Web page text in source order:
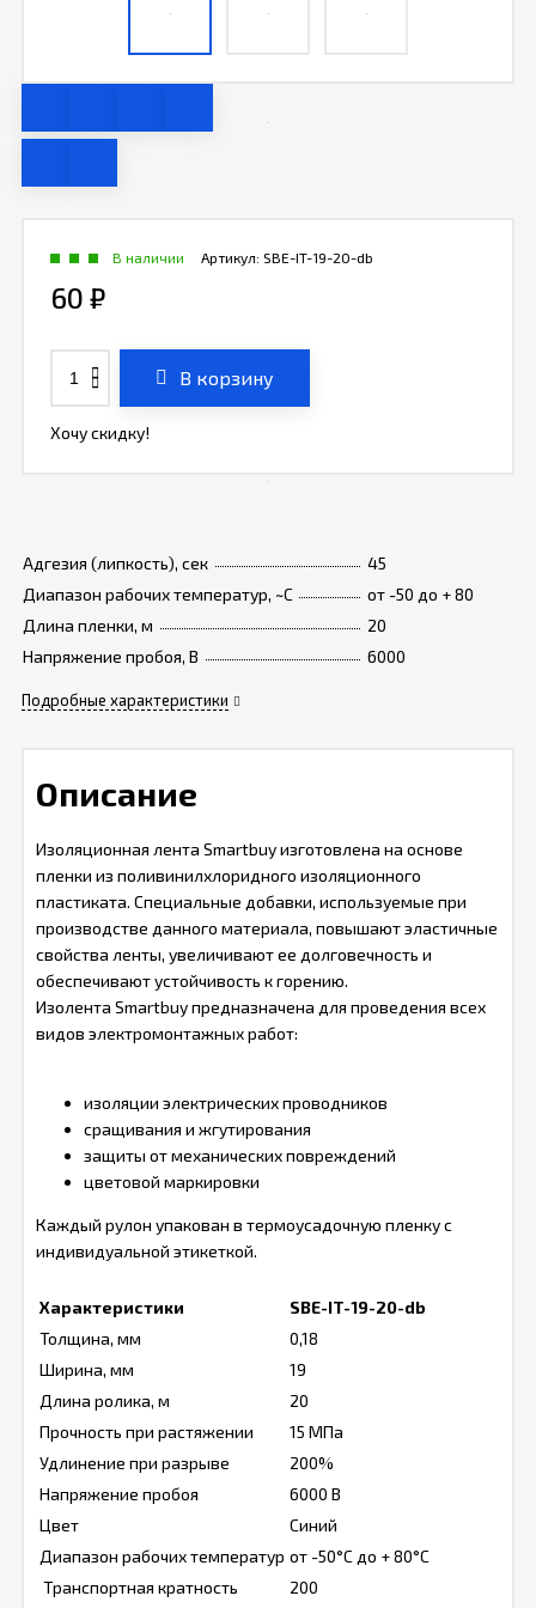
Адгезия (липкость), сек
45
Диапазон рабочих температур, ~C
от -50 до + 80
Длина пленки, м
20
Напряжение пробоя, В
6000
Подробные характеристики
Артикул: SBE-IT-19-20-db
В наличии
60 ₽
В корзину
Хочу скидку!
Описание
Изоляционная лента Smartbuy изготовлена на основе
пленки из поливинилхлоридного изоляционного
пластиката. Специальные добавки, используемые при
производстве данного материала, повышают эластичные
свойства ленты, увеличивают ее долговечность и
обеспечивают устойчивость к горению.
Изолента Smartbuy предназначена для проведения всех
видов электромонтажных работ:
изоляции электрических проводников
сращивания и жгутирования
защиты от механических повреждений
цветовой маркировки
Каждый рулон упакован в термоусадочную пленку с
индивидуальной этикеткой.
Характеристики
SBE-IT-19-20-db
Толщина, мм
0,18
Ширина, мм
19
Длина ролика, м
20
Прочность при растяжении
15 МПа
Удлинение при разрыве
200%
Напряжение пробоя
6000 В
Цвет
Синий
Диапазон рабочих температур от -50°С до + 80°С
Транспортная кратность
200